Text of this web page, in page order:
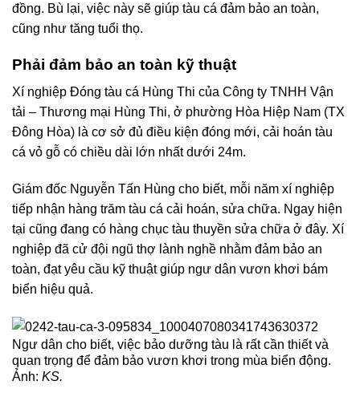
đồng. Bù lại, việc này sẽ giúp tàu cá đảm bảo an toàn,
cũng như tăng tuổi thọ.
Phải đảm bảo an toàn kỹ thuật
Xí nghiệp Đóng tàu cá Hùng Thi của Công ty TNHH Vận
tải – Thương mại Hùng Thi, ở phường Hòa Hiệp Nam (TX
Đông Hòa) là cơ sở đủ điều kiện đóng mới, cải hoán tàu
cá vỏ gỗ có chiều dài lớn nhất dưới 24m.
Giám đốc Nguyễn Tấn Hùng cho biết, mỗi năm xí nghiệp
tiếp nhận hàng trăm tàu cá cải hoán, sửa chữa. Ngay hiện
tại cũng đang có hàng chục tàu thuyền sửa chữa ở đây. Xí
nghiệp đã cử đội ngũ thợ lành nghề nhằm đảm bảo an
toàn, đạt yêu cầu kỹ thuật giúp ngư dân vươn khơi bám
biển hiệu quả.
Ngư dân cho biết, việc bảo dưỡng tàu là rất cần thiết và
quan trọng để đảm bảo vươn khơi trong mùa biển động.
Ảnh: KS.